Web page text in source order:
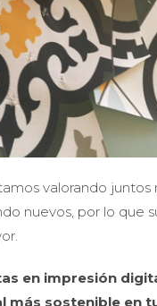
valorando
nuevos, por lo que
en impresión
más sostenible en